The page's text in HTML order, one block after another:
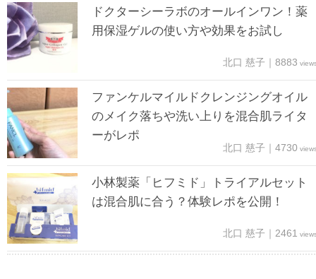
ドクターシーラボのオールインワン！薬
用保湿ゲルの使い方や効果をお試し
北口 慈子｜8883
ファンケルマイルドクレンジングオイル
のメイク落ちや洗い上りを混合肌ライタ
ーがレポ
北口 慈子｜4730
小林製薬「ヒフミド」トライアルセット
は混合肌に合う？体験レポを公開！
北口 慈子｜2461